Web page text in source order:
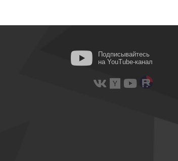
Подписывайтесь
на YouTube-канал